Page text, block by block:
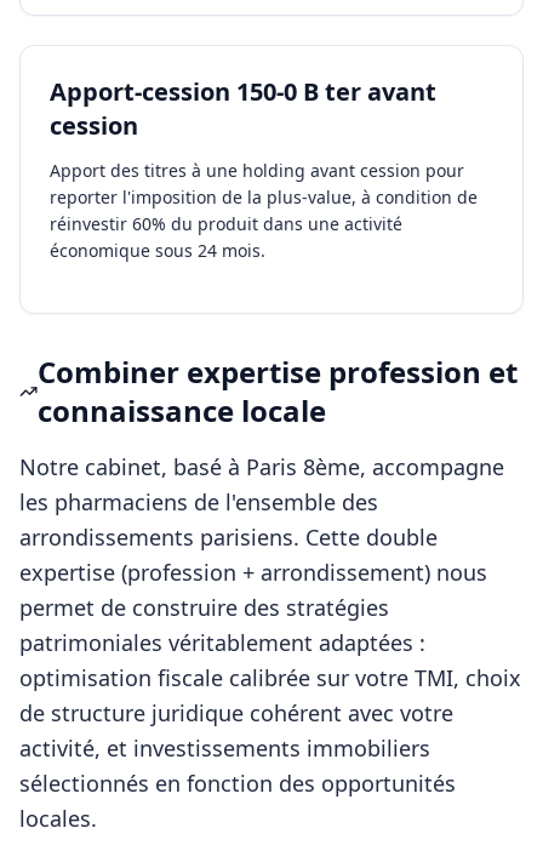
Apport-cession 150-0 B ter avant
cession
Apport des titres à une holding avant cession pour
reporter l'imposition de la plus-value, à condition de
réinvestir 60% du produit dans une activité
économique sous 24 mois.
Combiner expertise profession et
connaissance locale
Notre cabinet, basé à Paris 8ème, accompagne
les pharmaciens de l'ensemble des
arrondissements parisiens. Cette double
expertise (profession + arrondissement) nous
permet de construire des stratégies
patrimoniales véritablement adaptées :
optimisation fiscale calibrée sur votre TMI, choix
de structure juridique cohérent avec votre
activité, et investissements immobiliers
sélectionnés en fonction des opportunités
locales.